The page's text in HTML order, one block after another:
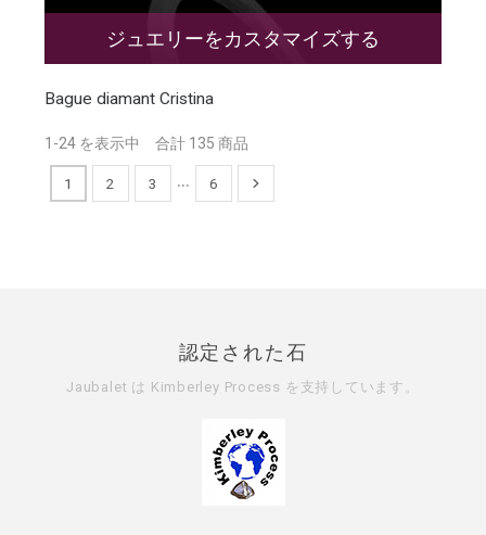
ジュエリーをカスタマイズする
Bague diamant Cristina
1-24 を表示中 合計 135 商品
1 2 3 … 6
認定された石
Jaubalet は Kimberley Process を支持しています。